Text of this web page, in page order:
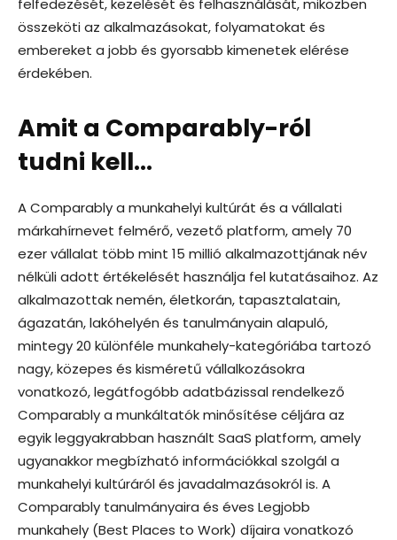
felfedezését, kezelését és felhasználását, miközben
összeköti az alkalmazásokat, folyamatokat és
embereket a jobb és gyorsabb kimenetek elérése
érdekében.
Amit a Comparably-ról
tudni kell…
A Comparably a munkahelyi kultúrát és a vállalati
márkahírnevet felmérő, vezető platform, amely 70
ezer vállalat több mint 15 millió alkalmazottjának név
nélküli adott értékelését használja fel kutatásaihoz. Az
alkalmazottak nemén, életkorán, tapasztalatain,
ágazatán, lakóhelyén és tanulmányain alapuló,
mintegy 20 különféle munkahely-kategóriába tartozó
nagy, közepes és kisméretű vállalkozásokra
vonatkozó, legátfogóbb adatbázissal rendelkező
Comparably a munkáltatók minősítése céljára az
egyik leggyakrabban használt SaaS platform, amely
ugyanakkor megbízható információkkal szolgál a
munkahelyi kultúráról és javadalmazásokról is. A
Comparably tanulmányaira és éves Legjobb
munkahely (Best Places to Work) díjaira vonatkozó